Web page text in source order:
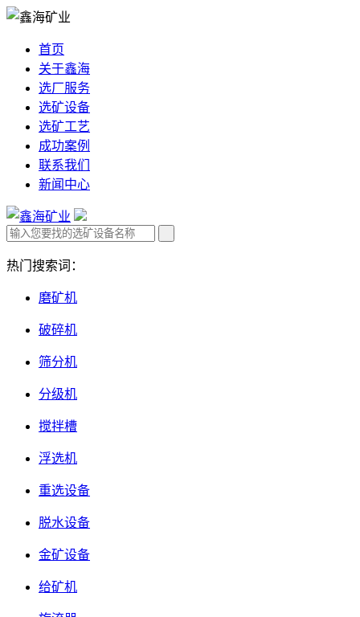
首页
关于鑫海
选厂服务
选矿设备
选矿工艺
成功案例
联系我们
新闻中心
热门搜索词：
磨矿机
破碎机
筛分机
分级机
搅拌槽
浮选机
重选设备
脱水设备
金矿设备
给矿机